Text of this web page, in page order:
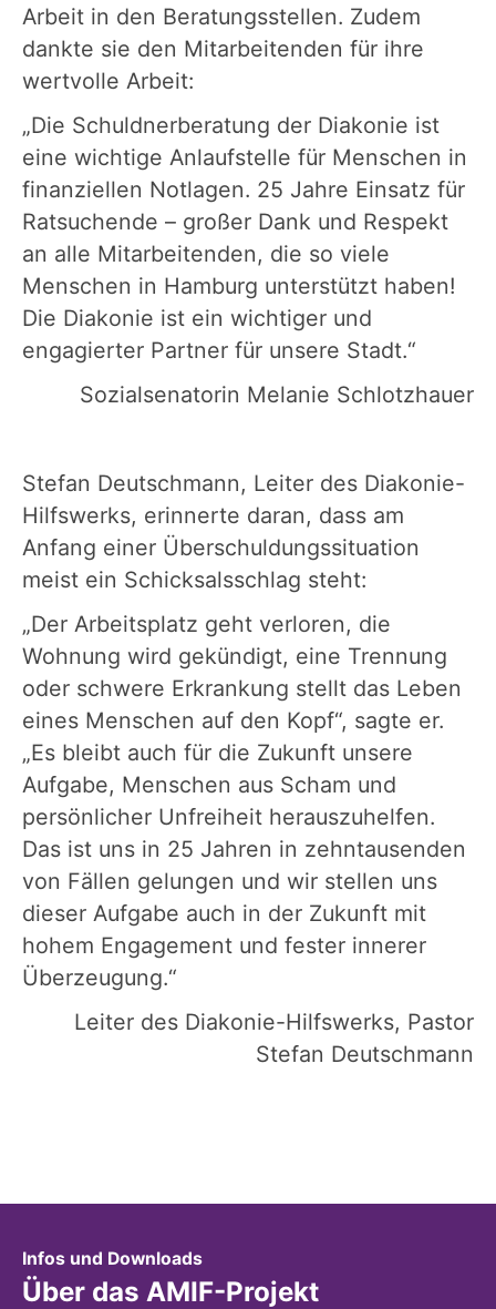
Arbeit in den Beratungsstellen. Zudem
dankte sie den Mitarbeitenden für ihre
wertvolle Arbeit:
„Die Schuldnerberatung der Diakonie ist
eine wichtige Anlaufstelle für Menschen in
finanziellen Notlagen. 25 Jahre Einsatz für
Ratsuchende – großer Dank und Respekt
an alle Mitarbeitenden, die so viele
Menschen in Hamburg unterstützt haben!
Die Diakonie ist ein wichtiger und
engagierter Partner für unsere Stadt.“
Sozialsenatorin Melanie Schlotzhauer
Stefan Deutschmann, Leiter des Diakonie-
Hilfswerks, erinnerte daran, dass am
Anfang einer Überschuldungssituation
meist ein Schicksalsschlag steht:
„Der Arbeitsplatz geht verloren, die
Wohnung wird gekündigt, eine Trennung
oder schwere Erkrankung stellt das Leben
eines Menschen auf den Kopf“, sagte er.
„Es bleibt auch für die Zukunft unsere
Aufgabe, Menschen aus Scham und
persönlicher Unfreiheit herauszuhelfen.
Das ist uns in 25 Jahren in zehntausenden
von Fällen gelungen und wir stellen uns
dieser Aufgabe auch in der Zukunft mit
hohem Engagement und fester innerer
Überzeugung.“
Leiter des Diakonie-Hilfswerks, Pastor
Stefan Deutschmann
Infos und Downloads:
Über das AMIF-Projekt